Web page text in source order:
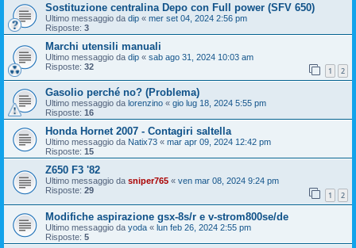
Sostituzione centralina Depo con Full power (SFV 650)
Ultimo messaggio da dip « mer set 04, 2024 2:56 pm
Risposte: 3
Marchi utensili manuali
Ultimo messaggio da dip « sab ago 31, 2024 10:03 am
Risposte: 32 1 2
Gasolio perché no? (Problema)
Ultimo messaggio da lorenzino « gio lug 18, 2024 5:55 pm
Risposte: 16
Honda Hornet 2007 - Contagiri saltella
Ultimo messaggio da Natix73 « mar apr 09, 2024 12:42 pm
Risposte: 15
Z650 F3 '82
Ultimo messaggio da sniper765 « ven mar 08, 2024 9:24 pm
Risposte: 29 1 2
Modifiche aspirazione gsx-8s/r e v-strom800se/de
Ultimo messaggio da yoda « lun feb 26, 2024 2:55 pm
Risposte: 5